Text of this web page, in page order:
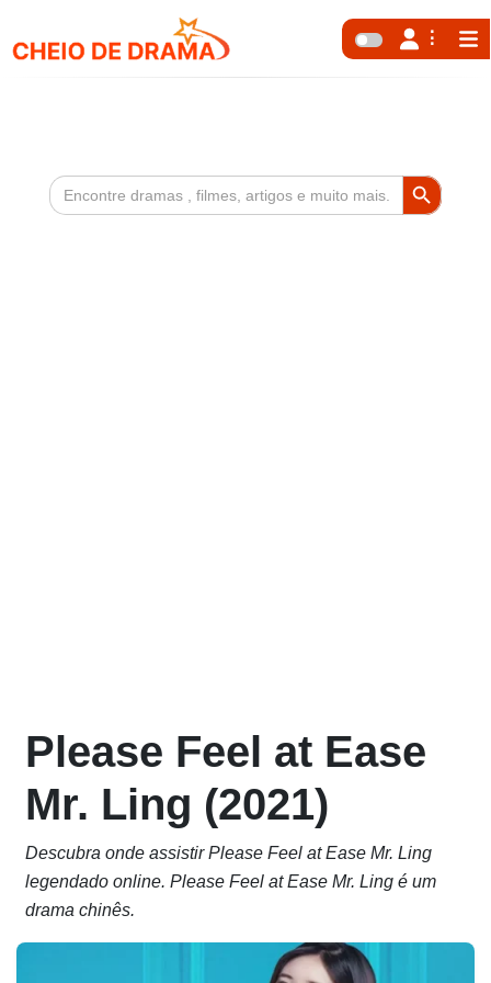
Search
for:
Search Button
Please Feel at Ease
Mr. Ling (2021)
Descubra onde assistir Please Feel at Ease Mr. Ling
legendado online. Please Feel at Ease Mr. Ling é um
drama chinês.